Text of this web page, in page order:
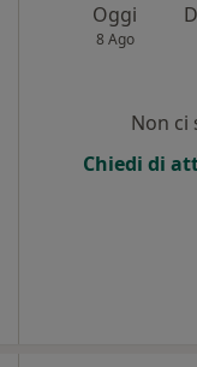
Oggi
8 Ago
Non ci
Chiedi di